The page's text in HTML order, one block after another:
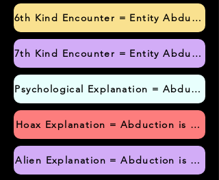
6th Kind Encounter = Entity
7th Kind Encounter = Entity
Psychological Explanation =
Hoax Explanation = Abduction is
Alien Explanation = Abduction is